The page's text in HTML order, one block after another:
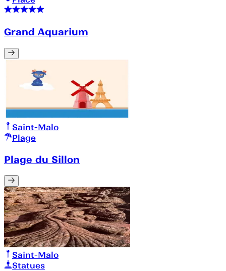
Grand Aquarium
Saint-Malo
Plage
Plage du Sillon
Saint-Malo
Statues